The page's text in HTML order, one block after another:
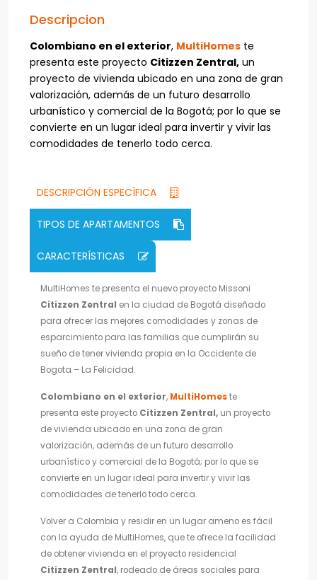
Descripcion
Colombiano en el exterior, MultiHomes te
presenta este proyecto Citizzen Zentral, un
proyecto de vivienda ubicado en una zona de gran
valorización, además de un futuro desarrollo
urbanístico y comercial de la Bogotá; por lo que se
convierte en un lugar ideal para invertir y vivir las
comodidades de tenerlo todo cerca.
DESCRIPCIÓN ESPECÍFICA
TIPOS DE APARTAMENTOS
CARACTERÍSTICAS
MultiHomes te presenta el nuevo proyecto Missoni
Citizzen Zentral en la ciudad de Bogotá diseñado
para ofrecer las mejores comodidades y zonas de
esparcimiento para las familias que cumplirán su
sueño de tener vivienda propia en la Occidente de
Bogota – La Felicidad.
Colombiano en el exterior, MultiHomeste
presenta este proyecto Citizzen Zentral, un proyecto
de vivienda ubicado en una zona de gran
valorización, además de un futuro desarrollo
urbanístico y comercial de la Bogotá; por lo que se
convierte en un lugar ideal para invertir y vivir las
comodidades de tenerlo todo cerca.
Volver a Colombia y residir en un lugar ameno es fácil
con la ayuda de MultiHomes, que te ofrece la facilidad
de obtener vivienda en el proyecto residencial
Citizzen Zentral, rodeado de áreas sociales para